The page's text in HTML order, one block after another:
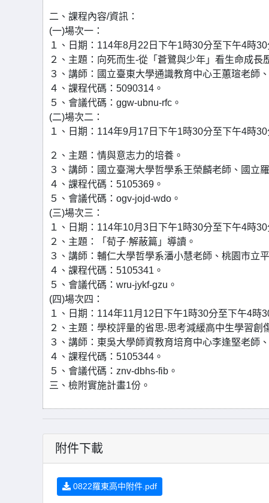
二、課程內容/資訊：
(一)場次一：
１、日期：114年8月22日下午1時30分至下午4時30
２、主題：向死而生-從「蒼鷺與少年」看生命成長
３、講師：國立臺東大學通識教育中心王蕙瑄老師
４、課程代碼：5090314。
５、會議代碼：ggw-ubnu-rfc。
(二)場次二：
１、日期：114年9月17日下午1時30分至下午4時30
２、主題：情與意志力的培養。
３、講師：國立臺灣大學哲學系王榮麟老師、國立
４、課程代碼：5105369。
５、會議代碼：ogv-jojd-wdo。
(三)場次三：
１、日期：114年10月3日下午1時30分至下午4時30
２、主題：「荀子·解蔽篇」導讀。
３、講師：輔仁大學哲學系潘小慧老師、桃園市立
４、課程代碼：5105341。
５、會議代碼：wru-jykf-gzu。
(四)場次四：
１、日期：114年11月12日下午1時30分至下午4時
２、主題：學校評量的省思-思考減緩高中生學習創
３、講師：東吳大學師資教育培育中心李逢堅老師
４、課程代碼：5105344。
５、會議代碼：znv-dbhs-fib。
三、檢附實施計畫1份。
附件下載
0822羅東高中附件.pdf